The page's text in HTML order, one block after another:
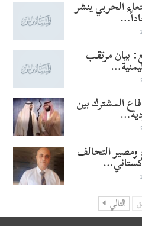
الحربي ينشر
بيان مرتقب
المشترك بين
التحالف
التالي